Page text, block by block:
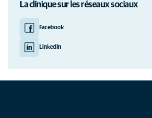
La clinique sur les réseaux sociaux
Facebook
LinkedIn